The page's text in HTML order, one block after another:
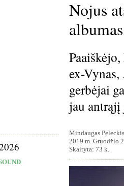
Nojus
ex-
gerbėjai
jau
Mindaugas Peleckis
2019 m. Gruodžio
Skaityta: 73 k.